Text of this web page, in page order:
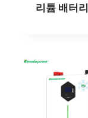
리튬 배터리